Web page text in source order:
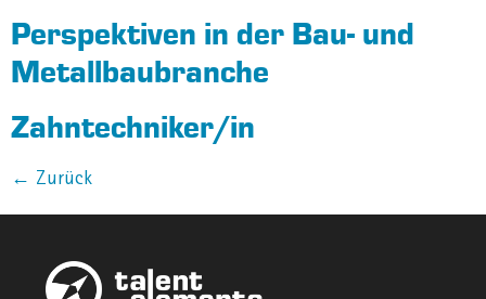
Perspektiven in der Bau- und
Metallbaubranche
Zahntechniker/in
← Zurück